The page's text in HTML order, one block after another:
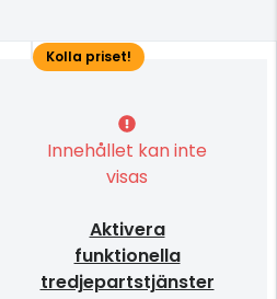
Innehållet kan inte
visas
Aktivera
funktionella
tredjepartstjänster
Kolla priset!